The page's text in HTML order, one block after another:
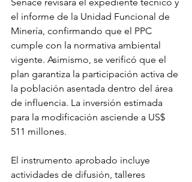
el informe de la Unidad Funcional de
Minería, confirmando que el PPC
cumple con la normativa ambiental
vigente. Asimismo, se verificó que el
plan garantiza la participación activa de
la población asentada dentro del área
de influencia. La inversión estimada
para la modificación asciende a US$
511 millones.
El instrumento aprobado incluye
actividades de difusión, talleres